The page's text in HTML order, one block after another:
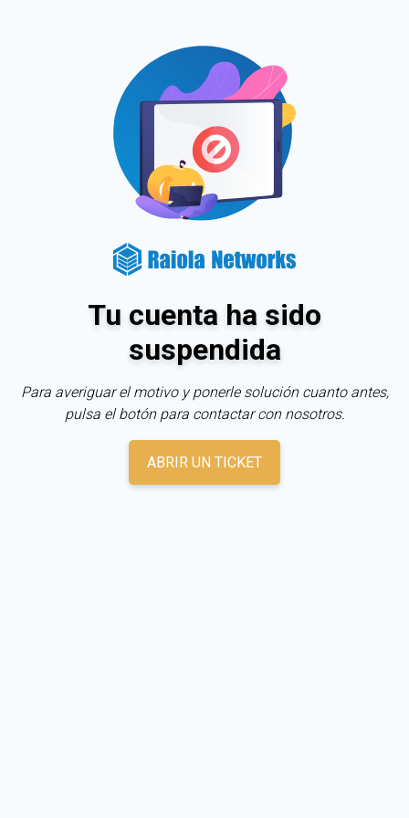
Tu cuenta ha sido
suspendida
Para averiguar el motivo y ponerle solución cuanto antes,
pulsa el botón para contactar con nosotros.
ABRIR UN TICKET